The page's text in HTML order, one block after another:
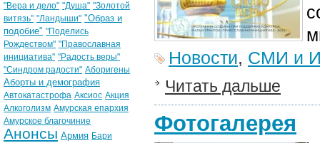
Новости, СМИ и
Читать дальше
Фотогалерея
"Вера и дело" "Душа" "Золотой
витязь" "Ландыши" "Образ и
подобие" "Поделись
Рождеством" "Православная
инициатива" "Радость веры"
"Синдром радости" Аборигены
Аборты и демография
Автокатастрофа Аксиос Акция
Алкоголизм Амурская епархия
Амурское благочиние
Анонсы Армия Бари